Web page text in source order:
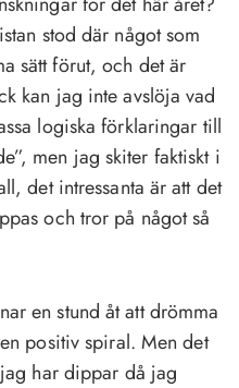
stod där något som
sätt förut, och det är
kan jag inte avslöja vad
logiska förklaringar till
men jag skiter faktiskt i
det intressanta är att det
och tror på något så
en stund åt att drömma
positiv spiral. Men det
har dippar då jag